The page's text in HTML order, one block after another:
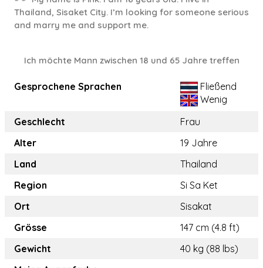
Thailand, Sisaket City. I’m looking for someone serious
and marry me and support me.
Ich möchte Mann zwischen 18 und 65 Jahre treffen
Gesprochene Sprachen
Fließend
Wenig
Geschlecht
Frau
Alter
19 Jahre
Land
Thailand
Region
Si Sa Ket
Ort
Sisakat
Grösse
147 cm (4.8 ft)
Gewicht
40 kg (88 lbs)